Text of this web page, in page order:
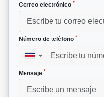
Correo electrónico *
Número de teléfono *
▼
Mensaje *